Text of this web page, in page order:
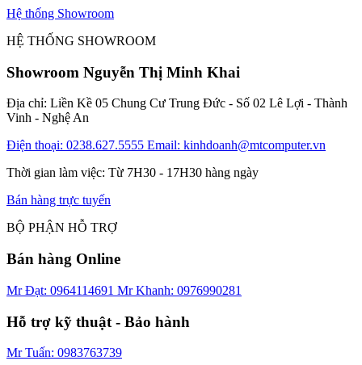
Hệ thống Showroom
HỆ THỐNG SHOWROOM
Showroom Nguyễn Thị Minh Khai
Địa chỉ: Liền Kề 05 Chung Cư Trung Đức - Số 02 Lê Lợi - Thành
Vinh - Nghệ An
Điện thoại: 0238.627.5555 Email: kinhdoanh@mtcomputer.vn
Thời gian làm việc: Từ 7H30 - 17H30 hàng ngày
Bán hàng trực tuyến
BỘ PHẬN HỖ TRỢ
Bán hàng Online
Mr Đạt: 0964114691 Mr Khanh: 0976990281
Hỗ trợ kỹ thuật - Bảo hành
Mr Tuấn: 0983763739